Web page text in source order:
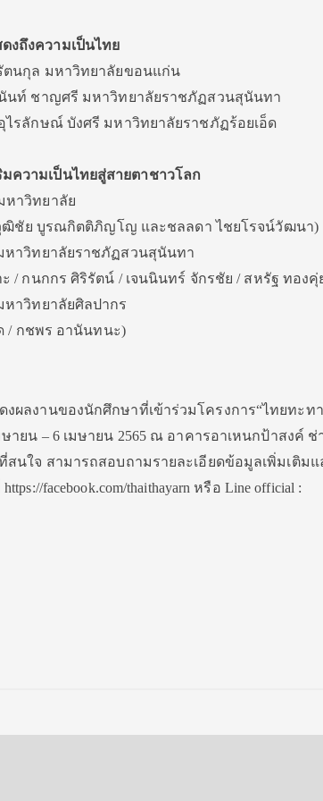
งถึงความเป็นไทย
ตนกุล มหาวิทยาลัยขอนแก่น
นท์ ชาญศรี มหาวิทยาลัยราชภัฏสวนสุนันทา
ไรลักษณ์ บังศรี มหาวิทยาลัยราชภัฏร้อยเอ็ด
ความเป็นไทยสู่สายตาชาวโลก
หาวิทยาลัย
ฒิชัย บูรณกิตติภิญโญ และชลลดา ไชยโรจน์วัฒนา)
หาวิทยาลัยราชภัฏสวนสุนันทา
/ กนกกร ศิริรัตน์ / เจนนินทร์ จักรชัย / สหรัฐ ทองคุ่
หาวิทยาลัยศิลปากร
/ กชพร อานันทนะ)
ผลงานของนักศึกษาที่เข้าร่วมโครงการ“ไทยทะท
ายน – 6 เมษายน 2565 ณ อาคารอาเหนกป้าสงค์ ช่
สนใจ สามารถสอบถามรายละเอียดข้อมูลเพิ่มเติมแ
facebook.com/thaithayarn หรือ Line official :